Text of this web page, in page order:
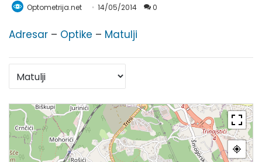
Optometrija.net 14/05/2014 0
Adresar – Optike – Matulji